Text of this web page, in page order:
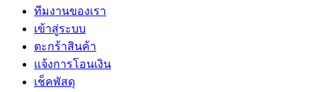
ทีมงานของเรา
เข้าสู่ระบบ
ตะกร้าสินค้า
แจ้งการโอนเงิน
เช็คพัสดุ